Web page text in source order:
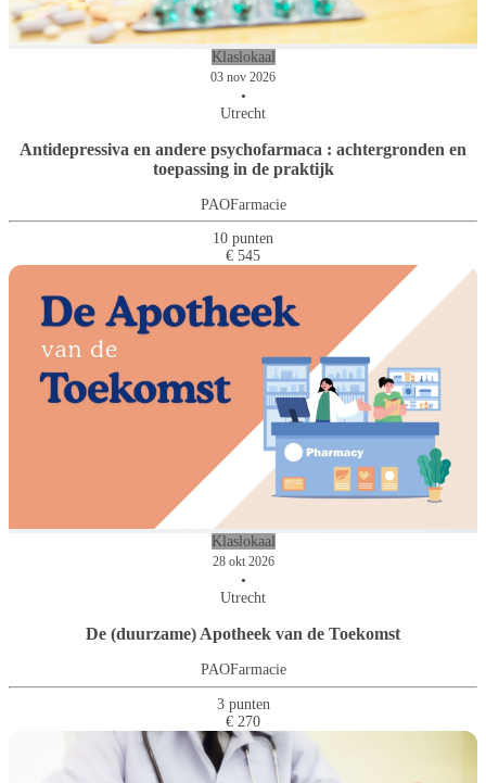
Klaslokaal
03 nov 2026
•
Utrecht
Antidepressiva en andere psychofarmaca : achtergronden en
toepassing in de praktijk
PAOFarmacie
10 punten
€ 545
Klaslokaal
28 okt 2026
•
Utrecht
De (duurzame) Apotheek van de Toekomst
PAOFarmacie
3 punten
€ 270